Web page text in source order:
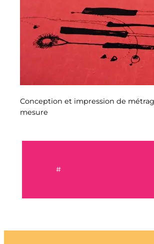
Conception et impression de
mesure
#